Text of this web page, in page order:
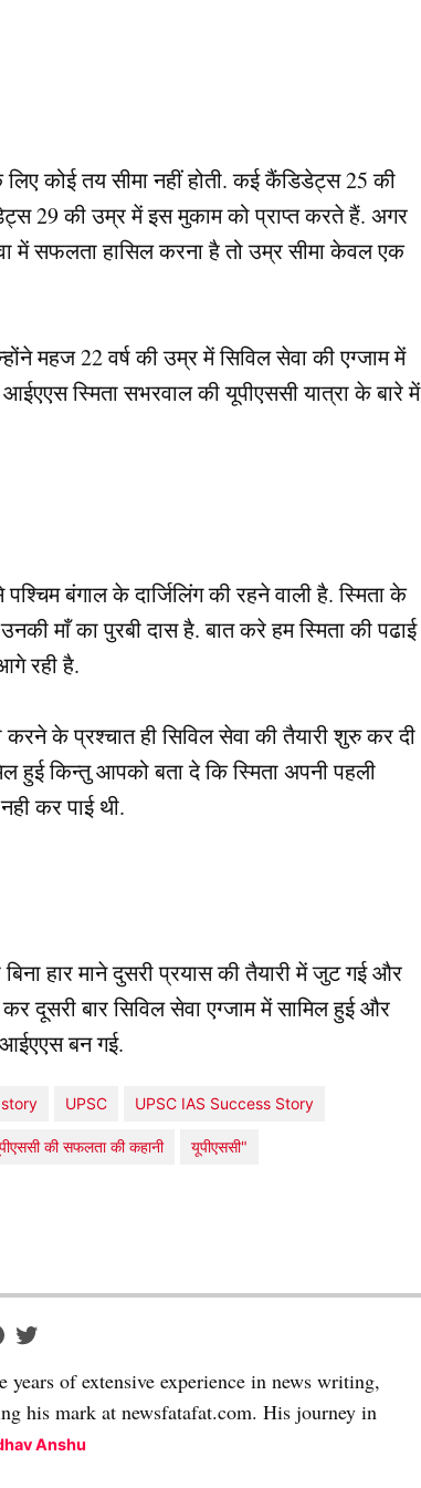
कोई तय सीमा नहीं होती. कई कैंडिडेट्स 25 की
29 की उम्र में इस मुकाम को प्राप्त करते हैं. अगर
में सफलता हासिल करना है तो उम्र सीमा केवल एक
महज 22 वर्ष की उम्र में सिविल सेवा की एग्जाम में
स्मिता सभरवाल की यूपीएससी यात्रा के बारे में
बंगाल के दार्जिलिंग की रहने वाली है. स्मिता के
माँ का पुरबी दास है. बात करे हम स्मिता की पढाई
रही है.
के प्रश्चात ही सिविल सेवा की तैयारी शुरु कर दी
हुई किन्तु आपको बता दे कि स्मिता अपनी पहली
कर पाई थी.
हार माने दुसरी प्रयास की तैयारी में जुट गई और
दूसरी बार सिविल सेवा एग्जाम में सामिल हुई और
बन गई.
UPSC UPSC IAS Success Story
की सफलता की कहानी यूपीएससी"
of extensive experience in news writing,
his mark at newsfatafat.com. His journey in
Anshu